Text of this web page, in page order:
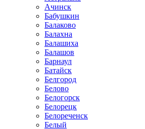
Ачинск
Бабушкин
Балаково
Балахна
Балашиха
Балашов
Барнаул
Батайск
Белгород
Белово
Белогорск
Белорецк
Белореченск
Белый